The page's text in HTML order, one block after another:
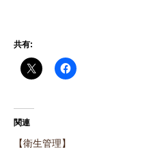
共有:
関連
【衛生管理】